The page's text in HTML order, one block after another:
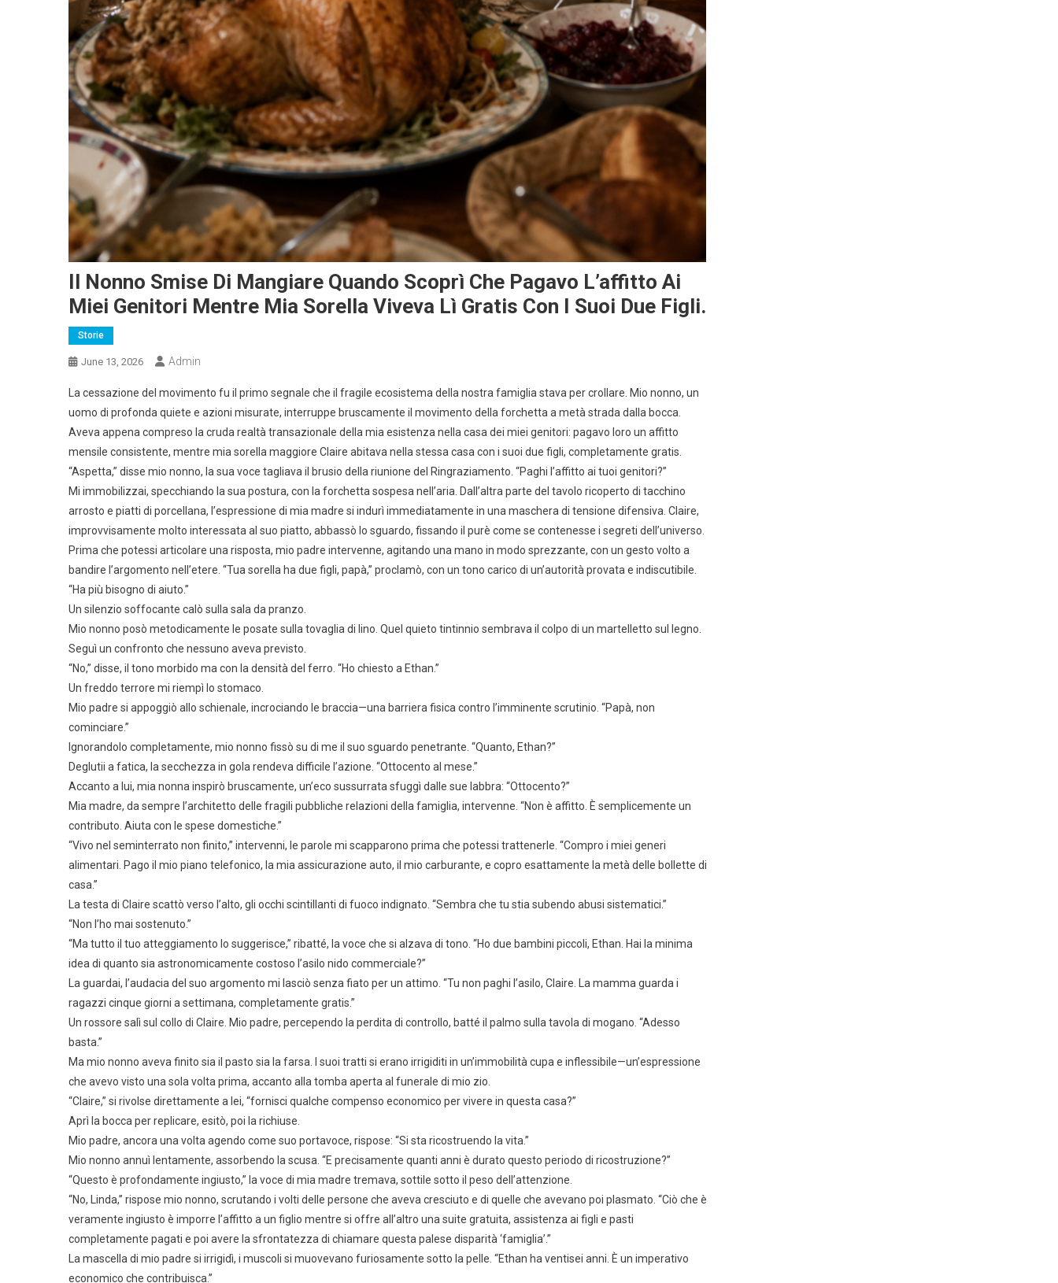
Il Nonno Smise Di Mangiare Quando Scoprì Che Pagavo L’affitto Ai
Miei Genitori Mentre Mia Sorella Viveva Lì Gratis Con I Suoi Due Figli.
Storie
June 13, 2026 Admin
La cessazione del movimento fu il primo segnale che il fragile ecosistema della nostra famiglia stava per crollare. Mio nonno, un
uomo di profonda quiete e azioni misurate, interruppe bruscamente il movimento della forchetta a metà strada dalla bocca.
Aveva appena compreso la cruda realtà transazionale della mia esistenza nella casa dei miei genitori: pagavo loro un affitto
mensile consistente, mentre mia sorella maggiore Claire abitava nella stessa casa con i suoi due figli, completamente gratis.
“Aspetta,” disse mio nonno, la sua voce tagliava il brusio della riunione del Ringraziamento. “Paghi l’affitto ai tuoi genitori?”
Mi immobilizzai, specchiando la sua postura, con la forchetta sospesa nell’aria. Dall’altra parte del tavolo ricoperto di tacchino
arrosto e piatti di porcellana, l’espressione di mia madre si indurì immediatamente in una maschera di tensione difensiva. Claire,
improvvisamente molto interessata al suo piatto, abbassò lo sguardo, fissando il purè come se contenesse i segreti dell’universo.
Prima che potessi articolare una risposta, mio padre intervenne, agitando una mano in modo sprezzante, con un gesto volto a
bandire l’argomento nell’etere. “Tua sorella ha due figli, papà,” proclamò, con un tono carico di un’autorità provata e indiscutibile.
“Ha più bisogno di aiuto.”
Un silenzio soffocante calò sulla sala da pranzo.
Mio nonno posò metodicamente le posate sulla tovaglia di lino. Quel quieto tintinnio sembrava il colpo di un martelletto sul legno.
Seguì un confronto che nessuno aveva previsto.
“No,” disse, il tono morbido ma con la densità del ferro. “Ho chiesto a Ethan.”
Un freddo terrore mi riempì lo stomaco.
Mio padre si appoggiò allo schienale, incrociando le braccia—una barriera fisica contro l’imminente scrutinio. “Papà, non
cominciare.”
Ignorandolo completamente, mio nonno fissò su di me il suo sguardo penetrante. “Quanto, Ethan?”
Deglutii a fatica, la secchezza in gola rendeva difficile l’azione. “Ottocento al mese.”
Accanto a lui, mia nonna inspirò bruscamente, un’eco sussurrata sfuggì dalle sue labbra: “Ottocento?”
Mia madre, da sempre l’architetto delle fragili pubbliche relazioni della famiglia, intervenne. “Non è affitto. È semplicemente un
contributo. Aiuta con le spese domestiche.”
“Vivo nel seminterrato non finito,” intervenni, le parole mi scapparono prima che potessi trattenerle. “Compro i miei generi
alimentari. Pago il mio piano telefonico, la mia assicurazione auto, il mio carburante, e copro esattamente la metà delle bollette di
casa.”
La testa di Claire scattò verso l’alto, gli occhi scintillanti di fuoco indignato. “Sembra che tu stia subendo abusi sistematici.”
“Non l’ho mai sostenuto.”
“Ma tutto il tuo atteggiamento lo suggerisce,” ribatté, la voce che si alzava di tono. “Ho due bambini piccoli, Ethan. Hai la minima
idea di quanto sia astronomicamente costoso l’asilo nido commerciale?”
La guardai, l’audacia del suo argomento mi lasciò senza fiato per un attimo. “Tu non paghi l’asilo, Claire. La mamma guarda i
ragazzi cinque giorni a settimana, completamente gratis.”
Un rossore salì sul collo di Claire. Mio padre, percependo la perdita di controllo, batté il palmo sulla tavola di mogano. “Adesso
basta.”
Ma mio nonno aveva finito sia il pasto sia la farsa. I suoi tratti si erano irrigiditi in un’immobilità cupa e inflessibile—un’espressione
che avevo visto una sola volta prima, accanto alla tomba aperta al funerale di mio zio.
“Claire,” si rivolse direttamente a lei, “fornisci qualche compenso economico per vivere in questa casa?”
Aprì la bocca per replicare, esitò, poi la richiuse.
Mio padre, ancora una volta agendo come suo portavoce, rispose: “Si sta ricostruendo la vita.”
Mio nonno annuì lentamente, assorbendo la scusa. “E precisamente quanti anni è durato questo periodo di ricostruzione?”
“Questo è profondamente ingiusto,” la voce di mia madre tremava, sottile sotto il peso dell’attenzione.
“No, Linda,” rispose mio nonno, scrutando i volti delle persone che aveva cresciuto e di quelle che avevano poi plasmato. “Ciò che è
veramente ingiusto è imporre l’affitto a un figlio mentre si offre all’altro una suite gratuita, assistenza ai figli e pasti
completamente pagati e poi avere la sfrontatezza di chiamare questa palese disparità ‘famiglia’.”
La mascella di mio padre si irrigidì, i muscoli si muovevano furiosamente sotto la pelle. “Ethan ha ventisei anni. È un imperativo
economico che contribuisca.”